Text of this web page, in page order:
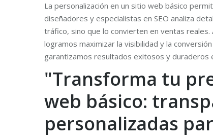
La personalización en un sitio web básico
diseñadores y especialistas en SEO analiza
tráfico, sino que lo convierten en ventas
logramos maximizar la visibilidad y la
garantizamos resultados exitosos y duraderos
"Transforma tu
web básico:
personalizadas